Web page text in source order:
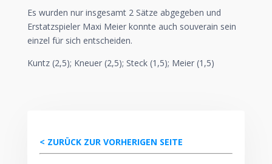
Es wurden nur insgesamt 2 Sätze abgegeben und
Erstatzspieler Maxi Meier konnte auch souverain sein
einzel für sich entscheiden.
Kuntz (2,5); Kneuer (2,5); Steck (1,5); Meier (1,5)
< ZURÜCK ZUR VORHERIGEN SEITE